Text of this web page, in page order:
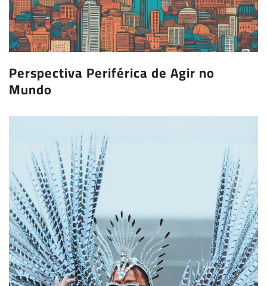
Perspectiva Periférica de Agir no
Mundo